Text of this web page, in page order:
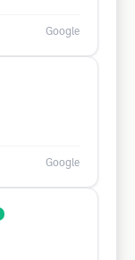
Google
Google